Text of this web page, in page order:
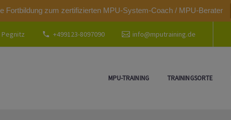
Fortbildung zum zertifizierten MPU-System-Coach / MPU-Berater
Pegnitz +499123-8097090 info@mputraining.de
MPU-TRAINING TRAININGSORTE
modal-check